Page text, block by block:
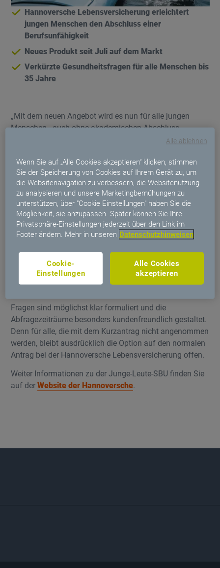
Hannoversche Lebensversicherung erleichtert
jungen Menschen den Abschluss einer
Berufsunfähigkeit
Neues Produkt seit Juli auf dem Markt
Verkürzte Gesundheitsfragen für alle Menschen bis
35 Jahre
„Mit dem neuen Angebot wird es nun für alle jungen
Menschen - auch ohne akademischen Abschluss -
möglich, den Berufsunfähigkeitsschutz mit der
erläutert Frank Hilbert, Sprecher des Vorstands der
Hannoversche Lebensversicherung AG. Damit will die
Hannoversche Lebensversicherung allen Berufsgruppen,
ob Handwerkerinnen und Handwerker, Pflegerinnen und
Pfleger oder Sachbearbeiterinnen und -bearbeitern die
Möglichkeit bieten, ihre wertvolle Arbeitskraft
unkompliziert abzusichern. Einzige Voraussetzung: Die
Das bietet die Junge-Leute-SBU
Der Kurzantrag mit nur drei Gesundheitsfragen berechtigt
Fragen sind möglichst klar formuliert und die
Abfragezeiträume besonders kundenfreundlich gestaltet.
Denn für alle, die mit dem Kurzantrag nicht angenommen
werden, bleibt ausdrücklich die Option auf den normalen
Antrag bei der Hannoversche Lebensversicherung offen.
Weiter Informationen zu der Junge-Leute-SBU finden Sie
auf der Website der Hannoversche.
Wenn Sie auf „Alle Cookies akzeptieren“ klicken, stimmen
Sie der Speicherung von Cookies auf Ihrem Gerät zu, um
die Websitenavigation zu verbessern, die Websitenutzung
zu analysieren und unsere Marketingbemühungen zu
unterstützen, über "Cookie Einstellungen" haben Sie die
Möglichkeit, sie anzupassen. Später können Sie Ihre
Privatsphäre-Einstellungen jederzeit über den Link im
Footer ändern. Mehr in unseren Datenschutzhinweisen
Alle Cookies
akzeptieren
Cookie-
Einstellungen
Alle ablehnen